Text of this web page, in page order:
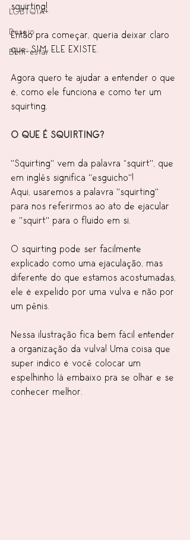
LGBTQIA+
Desejo
Bem-estar
squirting!
Então pra começar, queria deixar claro
que: SIM, ELE EXISTE.
Agora quero te ajudar a entender o que
é, como ele funciona e como ter um
squirting.
O QUE É SQUIRTING?
"Squirting" vem da palavra ”squirt", que
em inglês significa "esguicho"!
Aqui, usaremos a palavra "squirting"
para nos referirmos ao ato de ejacular
e "squirt" para o fluido em si.
O squirting pode ser facilmente
explicado como uma ejaculação, mas
diferente do que estamos acostumadas,
ele é expelido por uma vulva e não por
um pênis.
Nessa ilustração fica bem fácil entender
a organização da vulva! Uma coisa que
super indico é você colocar um
espelhinho lá embaixo pra se olhar e se
conhecer melhor.